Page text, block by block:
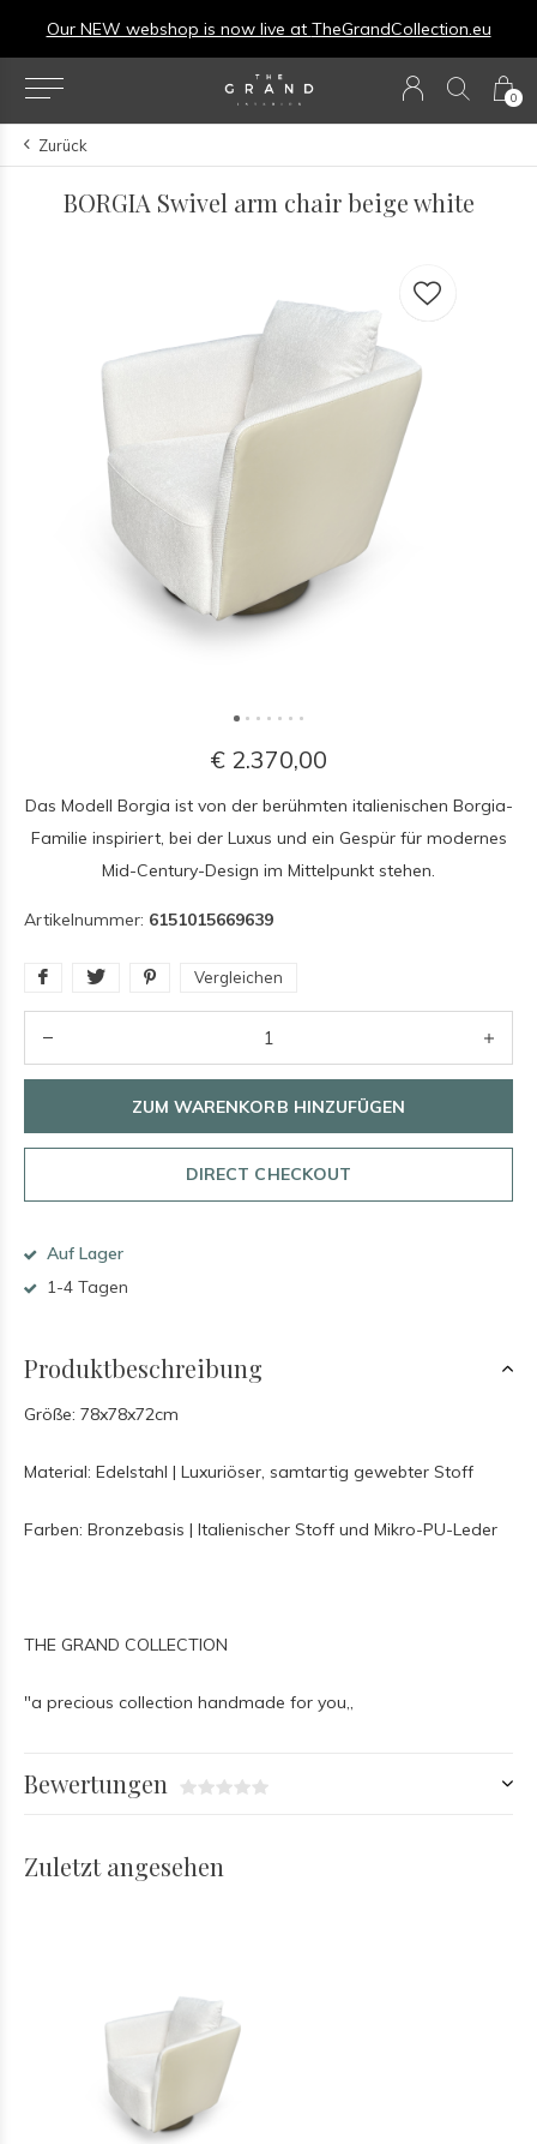
0
Our NEW webshop is now live at TheGrandCollection.eu
Zurück
BORGIA Swivel arm chair beige white
€ 2.370,00
Das Modell Borgia ist von der berühmten italienischen Borgia-
Familie inspiriert, bei der Luxus und ein Gespür für modernes
Mid-Century-Design im Mittelpunkt stehen.
Artikelnummer: 6151015669639
Vergleichen
ZUM WARENKORB HINZUFÜGEN
DIRECT CHECKOUT
Auf Lager
1-4 Tagen
Produktbeschreibung
Größe: 78x78x72cm
Material: Edelstahl | Luxuriöser, samtartig gewebter Stoff
Farben: Bronzebasis | Italienischer Stoff und Mikro-PU-Leder
THE GRAND COLLECTION
"a precious collection handmade for you,,
Bewertungen
Zuletzt angesehen